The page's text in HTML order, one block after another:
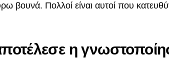
βουνά. Πολλοί είναι αυτοί που
η